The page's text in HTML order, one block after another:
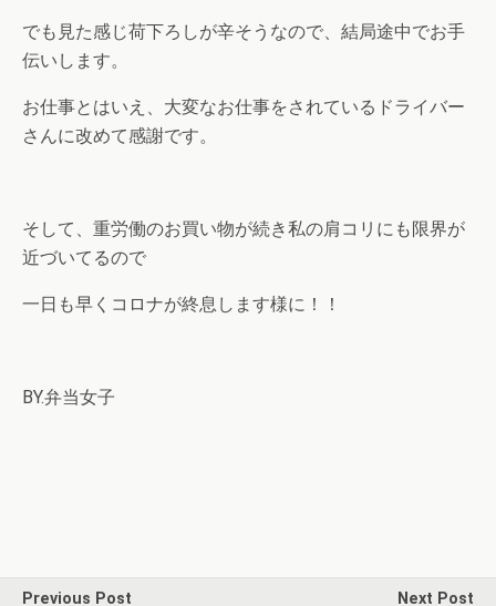
でも見た感じ荷下ろしが辛そうなので、結局途中でお手
伝いします。
お仕事とはいえ、大変なお仕事をされているドライバー
さんに改めて感謝です。
そして、重労働のお買い物が続き私の肩コリにも限界が
近づいてるので
一日も早くコロナが終息します様に！！
BY.弁当女子
Previous Post Next Post